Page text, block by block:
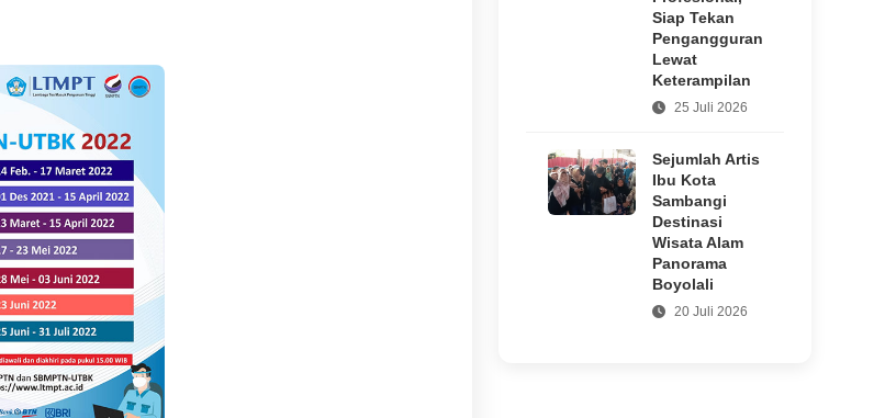
Siap Tekan
Pengangguran
Lewat
Keterampilan
25 Juli 2026
Sejumlah Artis
Ibu Kota
Sambangi
Destinasi
Wisata Alam
Panorama
Boyolali
20 Juli 2026